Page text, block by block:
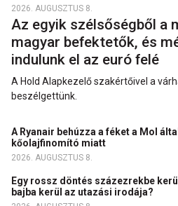
2026. AUGUSZTUS 8.
Az egyik szélsőségből a
magyar befektetők, és
indulunk el az euró felé
A Hold Alapkezelő szakértőivel a
beszélgettünk.
A Ryanair behúzza a féket a Mol
kőolajfinomító miatt
2026. AUGUSZTUS 8.
Egy rossz döntés százezrekbe
bajba kerül az utazási irodája?